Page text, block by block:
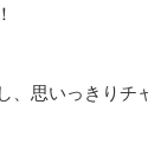
思いっきりチ